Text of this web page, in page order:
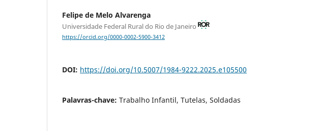
Felipe de Melo Alvarenga
Universidade Federal Rural do Rio de Janeiro
https://orcid.org/0000-0002-5900-3412
DOI: https://doi.org/10.5007/1984-9222.2025.e105500
Palavras-chave: Trabalho Infantil, Tutelas, Soldadas